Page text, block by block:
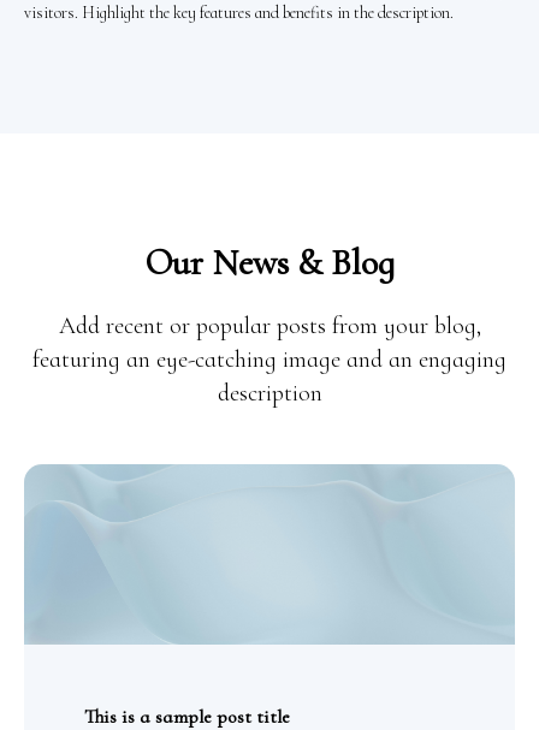
visitors. Highlight the key features and benefits in the description.
Our News & Blog
Add recent or popular posts from your blog,
featuring an eye-catching image and an engaging
description
This is a sample post title